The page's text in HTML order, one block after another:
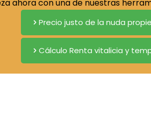
ahora con una de nuestras
Precio justo de la nuda
Cálculo Renta vitalicia y